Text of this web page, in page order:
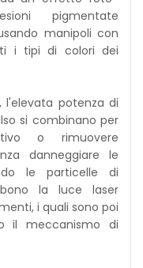
pigmentate
manipoli con
i tipi di colori dei
potenza di
si combinano per
o rimuovere
danneggiare le
le particelle di
la luce laser
i quali sono poi
il meccanismo di